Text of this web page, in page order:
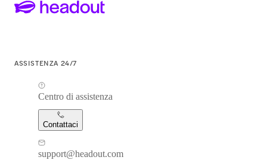
ASSISTENZA 24/7
Centro di assistenza
Contattaci
support@headout.com